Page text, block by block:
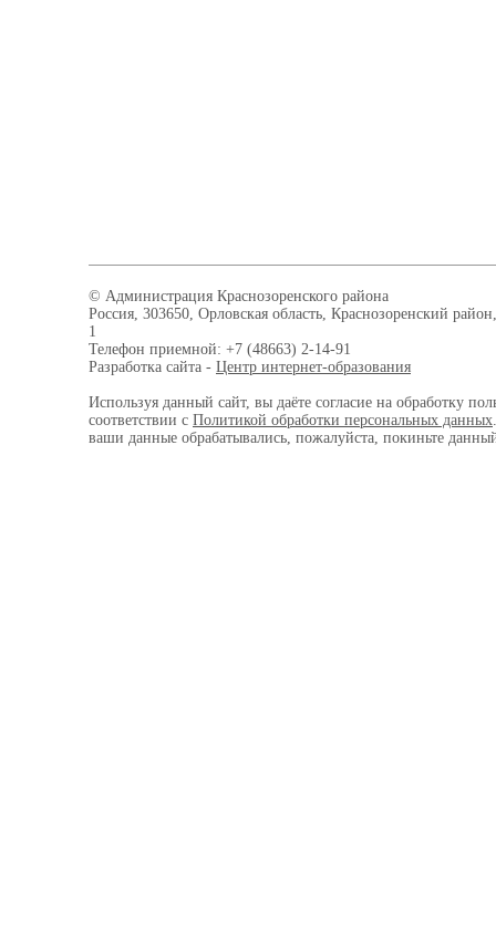
© Администрация Краснозоренского района
Россия, 303650, Орловская область, Краснозоренский
1
Телефон приемной: +7 (48663) 2-14-91
Разработка сайта - Центр интернет-образования
Используя данный сайт, вы даёте согласие на обработку
соответствии с Политикой обработки персональных данных
ваши данные обрабатывались, пожалуйста, покиньте